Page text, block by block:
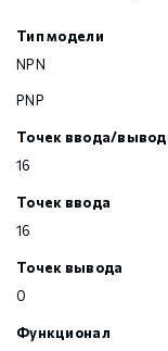
Тип модели
NPN
PNP
Точек ввода/
16
Точек ввода
16
Точек вывода
0
Функционал